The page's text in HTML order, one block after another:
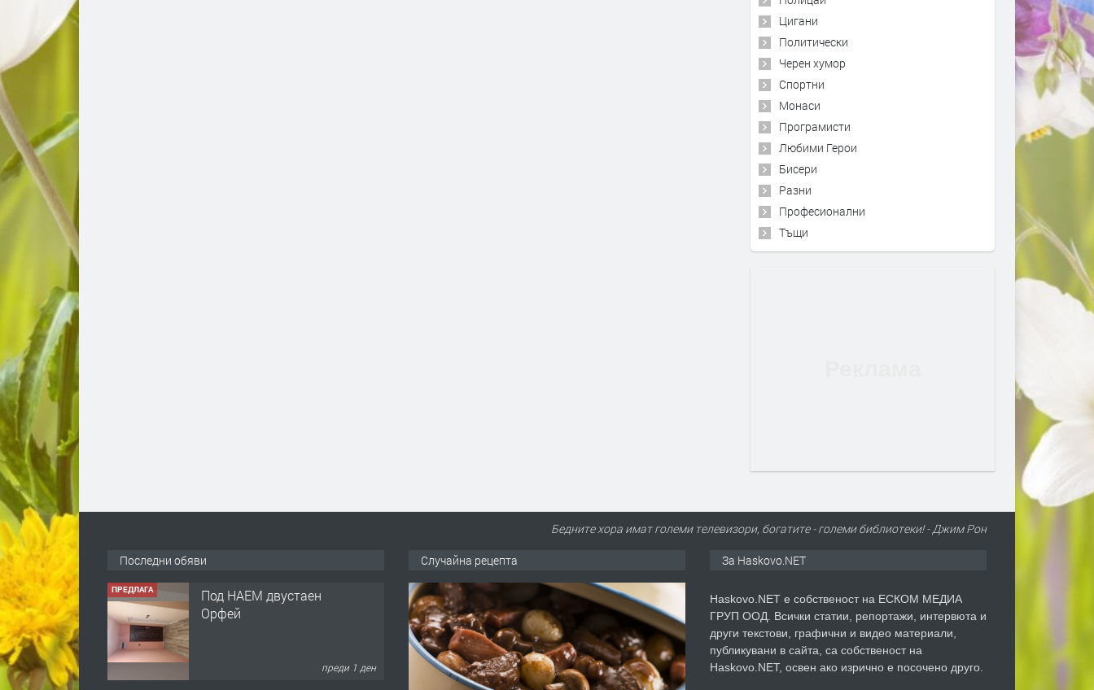
Цигани
Политически
Черен хумор
Спортни
Монаси
Програмисти
Любими Герои
Бисери
Разни
Професионални
Тъщи
Бедните хора имат големи телевизори, богатите - големи библиотеки! - Джим Рон
Последни обяви
ПРЕДЛАГА
Под НАЕМ двустаен
Орфей
преди 1 ден
Случайна рецепта За Haskovo.NET
Haskovo.NET е собственост на ЕСКОМ МЕДИА
ГРУП ООД. Всички статии, репортажи, интервюта и
други текстови, графични и видео материали,
публикувани в сайта, са собственост на
Haskovo.NET, освен ако изрично е посочено друго.